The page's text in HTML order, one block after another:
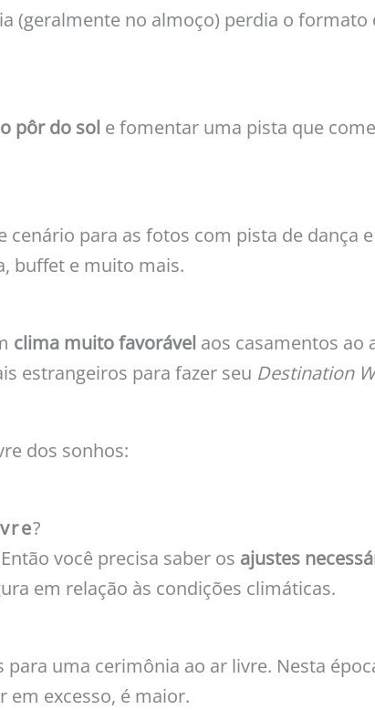
(geralmente no almoço) perdia o formato
pôr do sol e fomentar uma pista que
para as fotos com pista de dança
buffet e muito mais.
clima muito favorável aos casamentos ao
estrangeiros para fazer seu Destination
dos sonhos:
?
você precisa saber os ajustes
em relação às condições climáticas.
para uma cerimônia ao ar livre. Nesta
em excesso, é maior.